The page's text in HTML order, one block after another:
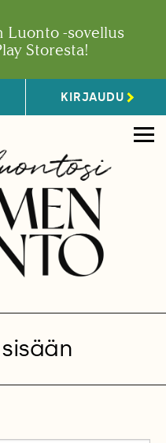
Luonto -sovellus
Storesta!
KIRJAUDU